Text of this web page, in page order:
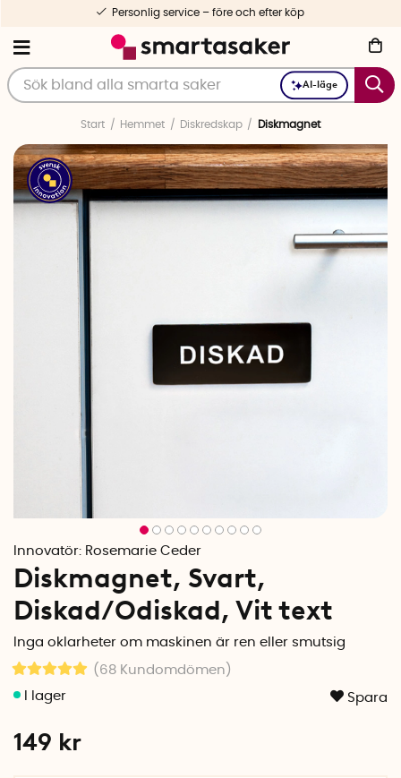
AI-läge
Personlig service – före och efter köp
Start Hemmet Diskredskap Diskmagnet
Innovatör: Rosemarie Ceder
Diskmagnet, Svart,
Diskad/Odiskad, Vit text
Inga oklarheter om maskinen är ren eller smutsig
(68 Kundomdömen )
Spara
149 kr